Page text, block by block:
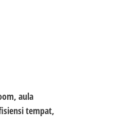
aula
tempat,